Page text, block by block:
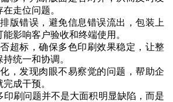
走位问题。
版错误，避免信息错误流出，包装上
影响客户验收和终端使用。
超标，确保多色印刷效果稳定，让整
统一和协调。
，发现肉眼不易察觉的问题，帮助企
成干预。
印刷问题并不是大面积明显缺陷，而是